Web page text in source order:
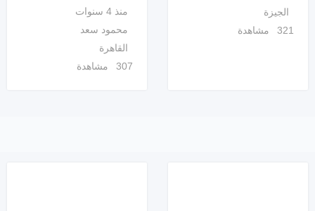
الجيزة
321 مشاهدة
منذ 4 سنوات
محمود سعد
القاهرة
307 مشاهدة